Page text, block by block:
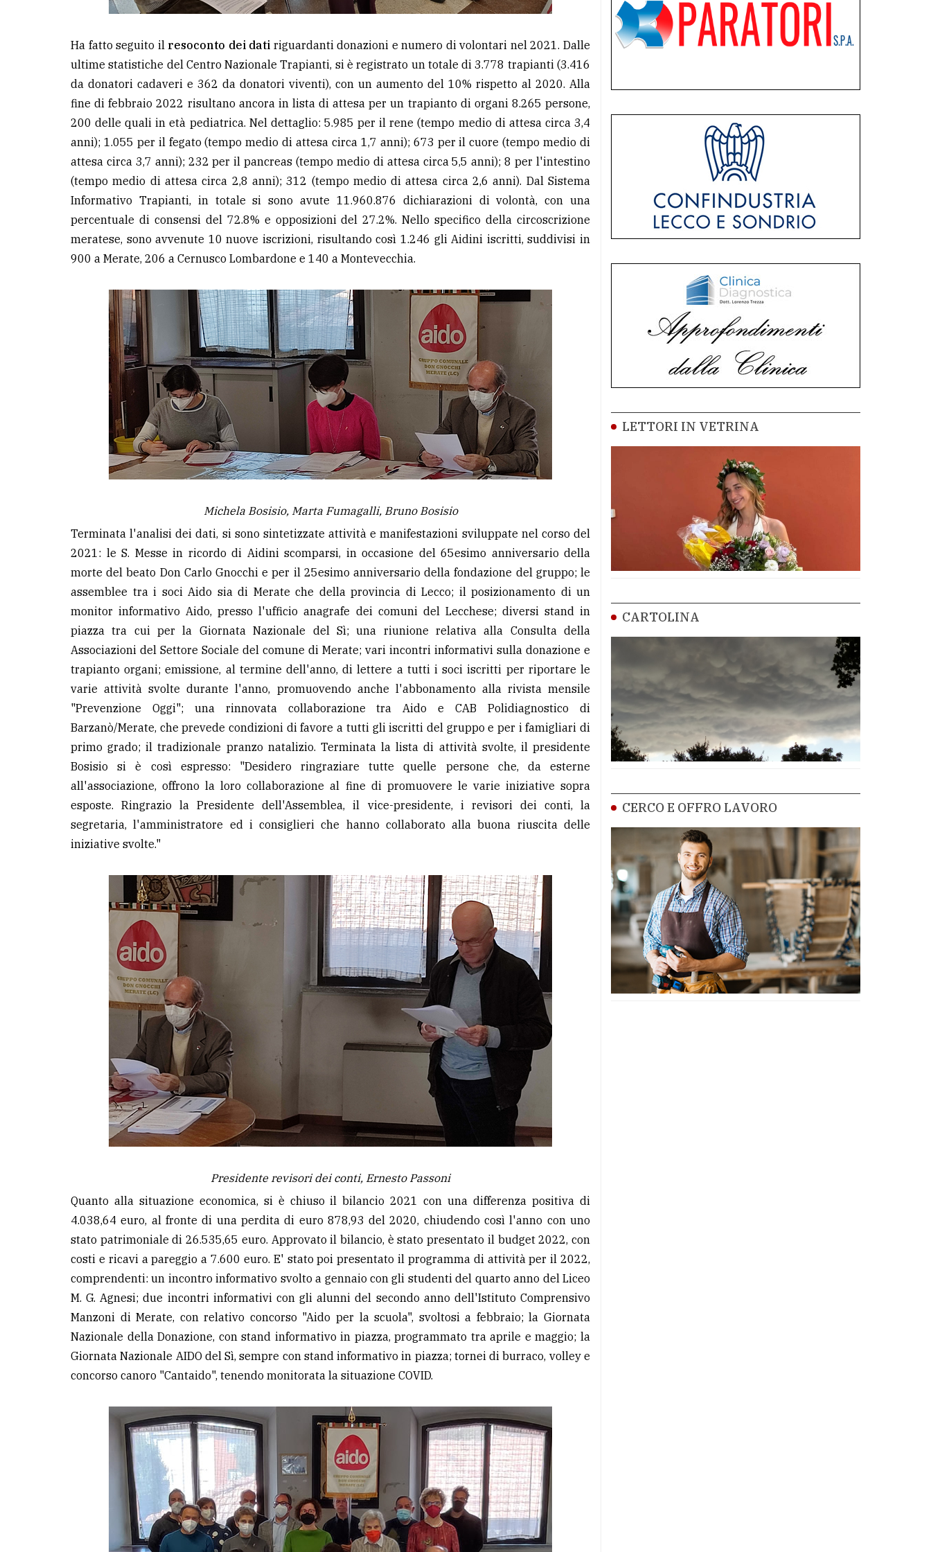
Ha fatto seguito il resoconto dei dati riguardanti donazioni e numero di volontari nel 2021. Dalle
ultime statistiche del Centro Nazionale Trapianti, si è registrato un totale di 3.778 trapianti (3.416
da donatori cadaveri e 362 da donatori viventi), con un aumento del 10% rispetto al 2020. Alla
fine di febbraio 2022 risultano ancora in lista di attesa per un trapianto di organi 8.265 persone,
200 delle quali in età pediatrica. Nel dettaglio: 5.985 per il rene (tempo medio di attesa circa 3,4
anni); 1.055 per il fegato (tempo medio di attesa circa 1,7 anni); 673 per il cuore (tempo medio di
attesa circa 3,7 anni); 232 per il pancreas (tempo medio di attesa circa 5,5 anni); 8 per l'intestino
(tempo medio di attesa circa 2,8 anni); 312 (tempo medio di attesa circa 2,6 anni). Dal Sistema
Informativo Trapianti, in totale si sono avute 11.960.876 dichiarazioni di volontà, con una
percentuale di consensi del 72.8% e opposizioni del 27.2%. Nello specifico della circoscrizione
meratese, sono avvenute 10 nuove iscrizioni, risultando così 1.246 gli Aidini iscritti, suddivisi in
900 a Merate, 206 a Cernusco Lombardone e 140 a Montevecchia.
Michela Bosisio, Marta Fumagalli, Bruno Bosisio
Terminata l'analisi dei dati, si sono sintetizzate attività e manifestazioni sviluppate nel corso del
2021: le S. Messe in ricordo di Aidini scomparsi, in occasione del 65esimo anniversario della
morte del beato Don Carlo Gnocchi e per il 25esimo anniversario della fondazione del gruppo; le
assemblee tra i soci Aido sia di Merate che della provincia di Lecco; il posizionamento di un
monitor informativo Aido, presso l'ufficio anagrafe dei comuni del Lecchese; diversi stand in
piazza tra cui per la Giornata Nazionale del Sì; una riunione relativa alla Consulta della
Associazioni del Settore Sociale del comune di Merate; vari incontri informativi sulla donazione e
trapianto organi; emissione, al termine dell'anno, di lettere a tutti i soci iscritti per riportare le
varie attività svolte durante l'anno, promuovendo anche l'abbonamento alla rivista mensile
"Prevenzione Oggi"; una rinnovata collaborazione tra Aido e CAB Polidiagnostico di
Barzanò/Merate, che prevede condizioni di favore a tutti gli iscritti del gruppo e per i famigliari di
primo grado; il tradizionale pranzo natalizio. Terminata la lista di attività svolte, il presidente
Bosisio si è così espresso: "Desidero ringraziare tutte quelle persone che, da esterne
all'associazione, offrono la loro collaborazione al fine di promuovere le varie iniziative sopra
esposte. Ringrazio la Presidente dell'Assemblea, il vice-presidente, i revisori dei conti, la
segretaria, l'amministratore ed i consiglieri che hanno collaborato alla buona riuscita delle
iniziative svolte."
Presidente revisori dei conti, Ernesto Passoni
Quanto alla situazione economica, si è chiuso il bilancio 2021 con una differenza positiva di
4.038,64 euro, al fronte di una perdita di euro 878,93 del 2020, chiudendo così l'anno con uno
stato patrimoniale di 26.535,65 euro. Approvato il bilancio, è stato presentato il budget 2022, con
costi e ricavi a pareggio a 7.600 euro. E' stato poi presentato il programma di attività per il 2022,
comprendenti: un incontro informativo svolto a gennaio con gli studenti del quarto anno del Liceo
M. G. Agnesi; due incontri informativi con gli alunni del secondo anno dell'Istituto Comprensivo
Manzoni di Merate, con relativo concorso "Aido per la scuola", svoltosi a febbraio; la Giornata
Nazionale della Donazione, con stand informativo in piazza, programmato tra aprile e maggio; la
Giornata Nazionale AIDO del Sì, sempre con stand informativo in piazza; tornei di burraco, volley e
concorso canoro "Cantaido", tenendo monitorata la situazione COVID.
LETTORI IN VETRINA
CARTOLINA
CERCO E OFFRO LAVORO